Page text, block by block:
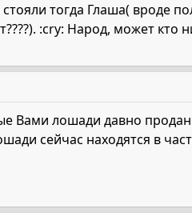
тогда Глаша( вроде
:cry: Народ, может кто
Вами лошади давно
сейчас находятся в